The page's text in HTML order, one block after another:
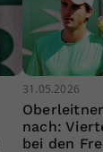
31.05.2026
nach:
bei den